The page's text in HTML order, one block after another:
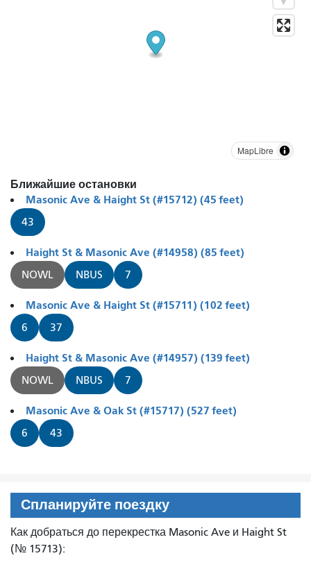
MapLibre
Ближайшие остановки
Masonic Ave & Haight St (#15712) (45 feet)
43
Haight St & Masonic Ave (#14958) (85 feet)
NOWL NBUS 7
Masonic Ave & Haight St (#15711) (102 feet)
6 37
Haight St & Masonic Ave (#14957) (139 feet)
NOWL NBUS 7
Masonic Ave & Oak St (#15717) (527 feet)
6 43
Спланируйте поездку
Как добраться до перекрестка Masonic Ave и Haight St
(№ 15713):